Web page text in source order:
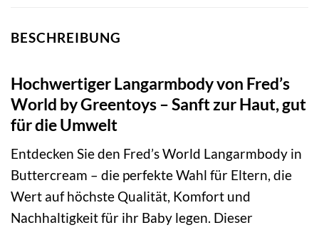
BESCHREIBUNG
Hochwertiger Langarmbody von Fred’s
World by Greentoys – Sanft zur Haut, gut
für die Umwelt
Entdecken Sie den Fred’s World Langarmbody in
Buttercream – die perfekte Wahl für Eltern, die
Wert auf höchste Qualität, Komfort und
Nachhaltigkeit für ihr Baby legen. Dieser